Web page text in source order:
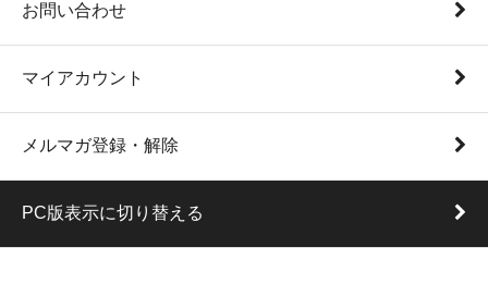
お問い合わせ
マイアカウント
メルマガ登録・解除
PC版表示に切り替える